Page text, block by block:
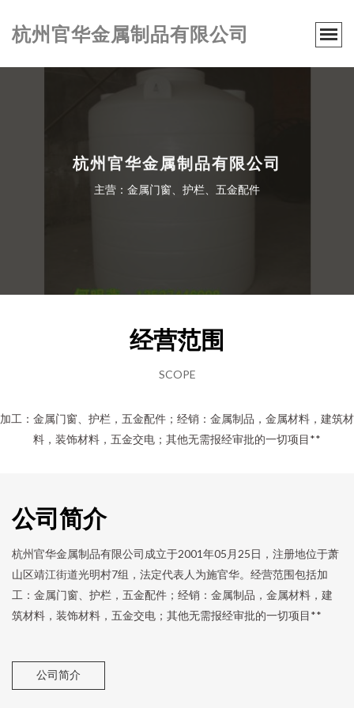
杭州官华金属制品有限公司
杭州官华金属制品有限公司
主营：金属门窗、护栏、五金配件
经营范围
SCOPE
加工：金属门窗、护栏，五金配件；经销：金属制品，金属材料，建筑材
料，装饰材料，五金交电；其他无需报经审批的一切项目**
公司简介
杭州官华金属制品有限公司成立于2001年05月25日，注册地位于萧
山区靖江街道光明村7组，法定代表人为施官华。经营范围包括加
工：金属门窗、护栏，五金配件；经销：金属制品，金属材料，建
筑材料，装饰材料，五金交电；其他无需报经审批的一切项目**
公司简介